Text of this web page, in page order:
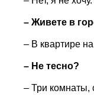
– Живете в
– В квартире
– Не тесно?
– Три комнаты,